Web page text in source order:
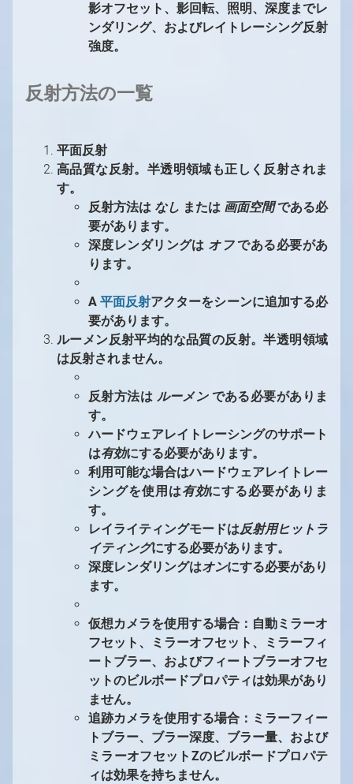
影オフセット、影回転、照明、深度までレ
ンダリング、およびレイトレーシング反射
強度。
反射方法の一覧
平面反射
高品質な反射。半透明領域も正しく反射されま
す。
反射方法は なし または 画面空間である必
要があります。
深度レンダリングは オフである必要があ
ります。
A平面反射アクターをシーンに追加する必
要があります。
ルーメン反射平均的な品質の反射。半透明領域
は反射されません。
反射方法は ルーメンである必要がありま
す。
ハードウェアレイトレーシングのサポート
は有効にする必要があります。
利用可能な場合はハードウェアレイトレー
シングを使用は有効にする必要がありま
す。
レイライティングモードは反射用ヒットラ
イティングにする必要があります。
深度レンダリングはオンにする必要があり
ます。
仮想カメラを使用する場合：自動ミラーオ
フセット、ミラーオフセット、ミラーフィ
ートブラー、およびフィートブラーオフセ
ットのビルボードプロパティは効果があり
ません。
追跡カメラを使用する場合：ミラーフィー
トブラー、ブラー深度、ブラー量、および
ミラーオフセットZのビルボードプロパテ
ィは効果を持ちません。